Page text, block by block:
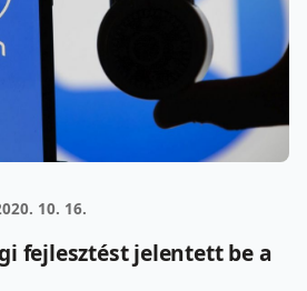
10. 16.
fejlesztést jelentett be a